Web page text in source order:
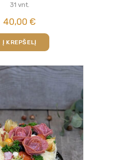
31 vnt.
40,00 €
Į KREPŠELĮ